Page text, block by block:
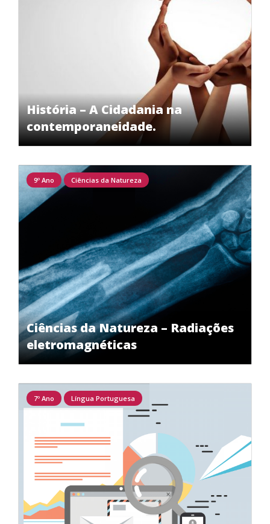
História – A Cidadania na
contemporaneidade.
Ciências da Natureza – Radiações
eletromagnéticas
9º Ano Ciências da Natureza
7º Ano Língua Portuguesa